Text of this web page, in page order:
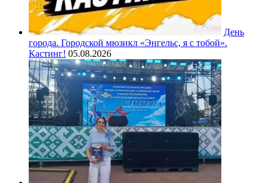
День
города. Городской мюзикл «Энгельс, я с тобой».
Кастинг! 05.08.2026